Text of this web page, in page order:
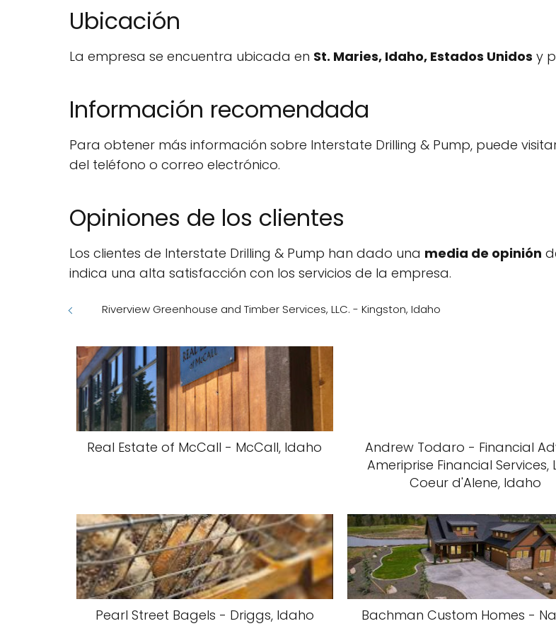
Ubicación
La empresa se encuentra ubicada en St. Maries, Idaho, Estados Unidos y
Información recomendada
Para obtener más información sobre Interstate Drilling & Pump, puede
del teléfono o correo electrónico.
Opiniones de los clientes
Los clientes de Interstate Drilling & Pump han dado una media de opinión
indica una alta satisfacción con los servicios de la empresa.
Riverview Greenhouse and Timber Services, LLC. - Kingston, Idaho
Real Estate of McCall - McCall, Idaho
Andrew Todaro - Financial
Ameriprise Financial Services,
Coeur d'Alene, Idaho
Pearl Street Bagels - Driggs, Idaho
Bachman Custom Homes -